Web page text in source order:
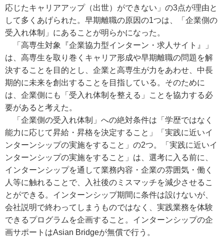
応じたキャリアアップ（出世）ができない」の3点が理由と
して多くあげられた。早期離職の原因の1つは、「企業側の
受入れ体制」にあることが明らかになった。
「高専生対象『企業協力型インターン・求人サイト』」
は、高専生を取り巻くキャリア形成や早期離職の問題を解
決することを目的とし、企業と高専生が力をあわせ、中長
期的に未来を創出することを目指している。そのために
は、企業側にも「受入れ体制を整える」ことを協力する必
要があると考えた。
「企業側の受入れ体制」への絶対条件は「学歴ではなく
能力に応じて昇給・昇格を決定すること」「実践に近いイ
ンターンシップの実施をすること」の2つ。「実践に近いイ
ンターンシップの実施をすること」は、選考に入る前に、
インターンシップを通して業務内容・企業の雰囲気・働く
人等に触れることで、入社後のミスマッチを減少させるこ
とができる。インターンシップ期間に条件は設けないが、
会社説明で終わってしまうものではなく、実践業務を体験
できるプログラムを企画すること。インターンシップの企
画サポートはAsian Bridgeが無償で行う。